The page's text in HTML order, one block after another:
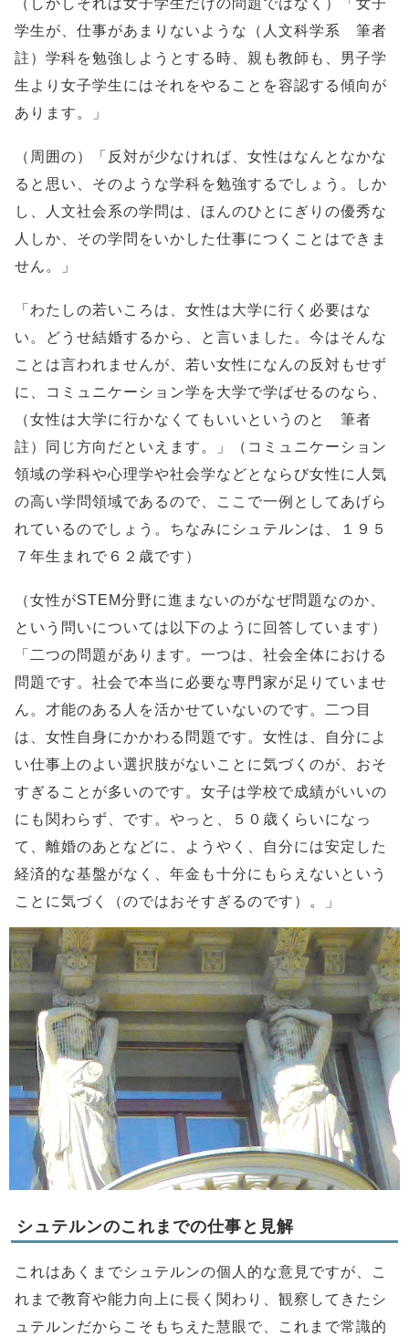
（しかしそれは女子学生だけの問題ではなく）「女子
学生が、仕事があまりないような（人文科学系 筆者
註）学科を勉強しようとする時、親も教師も、男子学
生より女子学生にはそれをやることを容認する傾向が
あります。」
（周囲の）「反対が少なければ、女性はなんとなかな
ると思い、そのような学科を勉強するでしょう。しか
し、人文社会系の学問は、ほんのひとにぎりの優秀な
人しか、その学問をいかした仕事につくことはできま
せん。」
「わたしの若いころは、女性は大学に行く必要はな
い。どうせ結婚するから、と言いました。今はそんな
ことは言われませんが、若い女性になんの反対もせず
に、コミュニケーション学を大学で学ばせるのなら、
（女性は大学に行かなくてもいいというのと 筆者
註）同じ方向だといえます。」（コミュニケーション
領域の学科や心理学や社会学などとならび女性に人気
の高い学問領域であるので、ここで一例としてあげら
れているのでしょう。ちなみにシュテルンは、１９５
７年生まれで６２歳です）
（女性がSTEM分野に進まないのがなぜ問題なのか、
という問いについては以下のように回答しています）
「二つの問題があります。一つは、社会全体における
問題です。社会で本当に必要な専門家が足りていませ
ん。才能のある人を活かせていないのです。二つ目
は、女性自身にかかわる問題です。女性は、自分によ
い仕事上のよい選択肢がないことに気づくのが、おそ
すぎることが多いのです。女子は学校で成績がいいの
にも関わらず、です。やっと、５０歳くらいになっ
て、離婚のあとなどに、ようやく、自分には安定した
経済的な基盤がなく、年金も十分にもらえないという
ことに気づく（のではおそすぎるのです）。」
シュテルンのこれまでの仕事と見解
これはあくまでシュテルンの個人的な意見ですが、こ
れまで教育や能力向上に長く関わり、観察してきたシ
ュテルンだからこそもちえた慧眼で、これまで常識的